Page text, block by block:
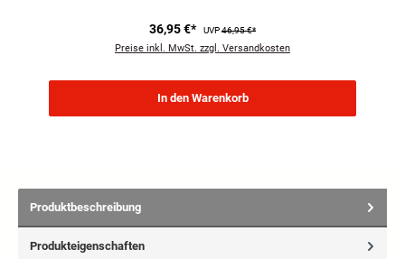
36,95 €* UVP46,95 €*
Preise inkl. MwSt. zzgl. Versandkosten
In den Warenkorb
Produktbeschreibung
Produkteigenschaften